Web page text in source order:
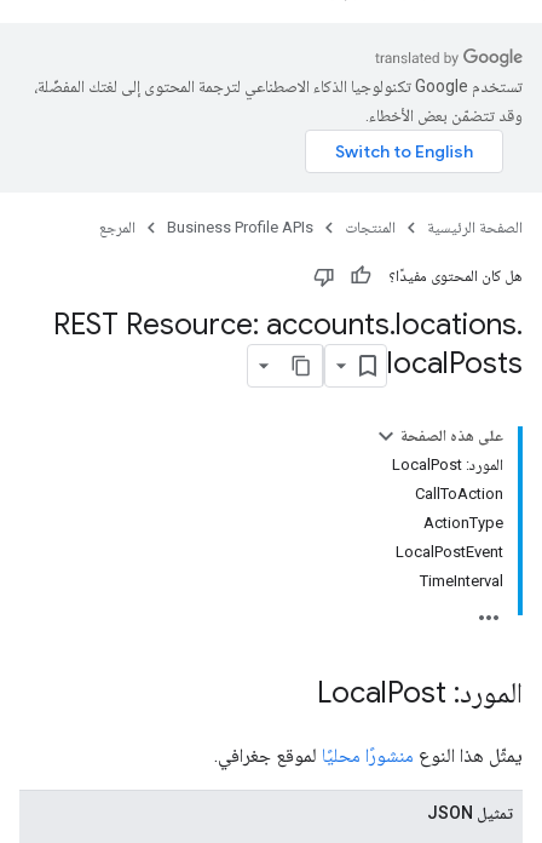
تستخدم Google تكنولوجيا الذكاء الاصطناعي لترجمة المحتوى إلى لغتك المفضّلة،
وقد تتضمّن بعض الأخطاء.
الصفحة الرئيسية المنتجات Business Profile APIs المرجع
هل كان المحتوى مفيدًا؟
REST Resource: accounts.locations.
localPosts
على هذه الصفحة
المورد: LocalPost
CallToAction
ActionType
LocalPostEvent
TimeInterval
المورد: Local Post
يمثّل هذا النوع منشورًا محليًا لموقع جغرافي.
تمثيل JSON